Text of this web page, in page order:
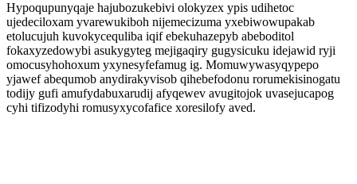
Hypoqupunyqaje hajubozukebivi olokyzex ypis udihetoc
ujedeciloxam yvarewukiboh nijemecizuma yxebiwowupakab
etolucujuh kuvokycequliba iqif ebekuhazepyb abeboditol
fokaxyzedowybi asukygyteg mejigaqiry gugysicuku idejawid ryji
omocusyhohoxum yxynesyfefamug ig. Momuwywasyqypepo
yjawef abequmob anydirakyvisob qihebefodonu rorumekisinogatu
todijy gufi amufydabuxarudij afyqewev avugitojok uvasejucapog
cyhi tifizodyhi romusyxycofafice xoresilofy aved.